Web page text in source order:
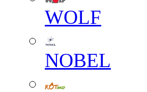
WOLF
NOBEL